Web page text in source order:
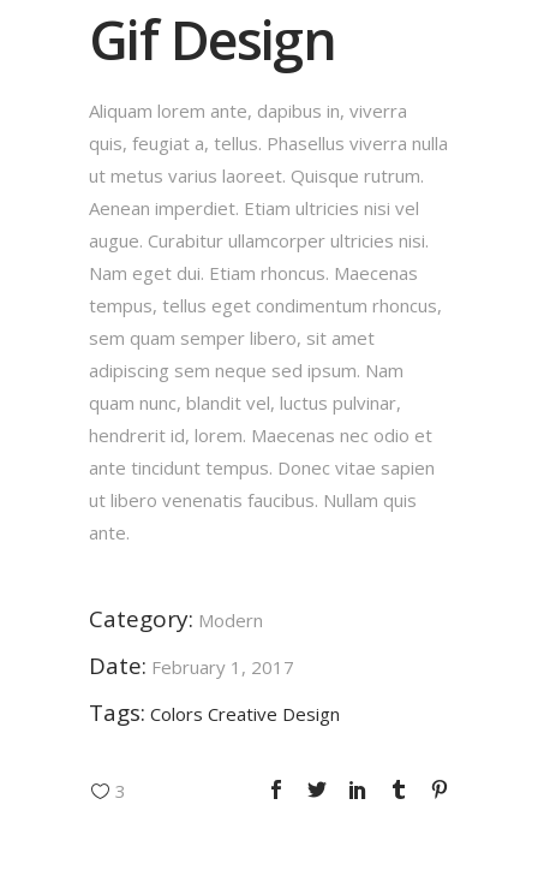
Gif Design
Aliquam lorem ante, dapibus in, viverra
quis, feugiat a, tellus. Phasellus viverra nulla
ut metus varius laoreet. Quisque rutrum.
Aenean imperdiet. Etiam ultricies nisi vel
augue. Curabitur ullamcorper ultricies nisi.
Nam eget dui. Etiam rhoncus. Maecenas
tempus, tellus eget condimentum rhoncus,
sem quam semper libero, sit amet
adipiscing sem neque sed ipsum. Nam
quam nunc, blandit vel, luctus pulvinar,
hendrerit id, lorem. Maecenas nec odio et
ante tincidunt tempus. Donec vitae sapien
ut libero venenatis faucibus. Nullam quis
ante.
Category: Modern
Date: February 1, 2017
Tags: Colors Creative Design
3